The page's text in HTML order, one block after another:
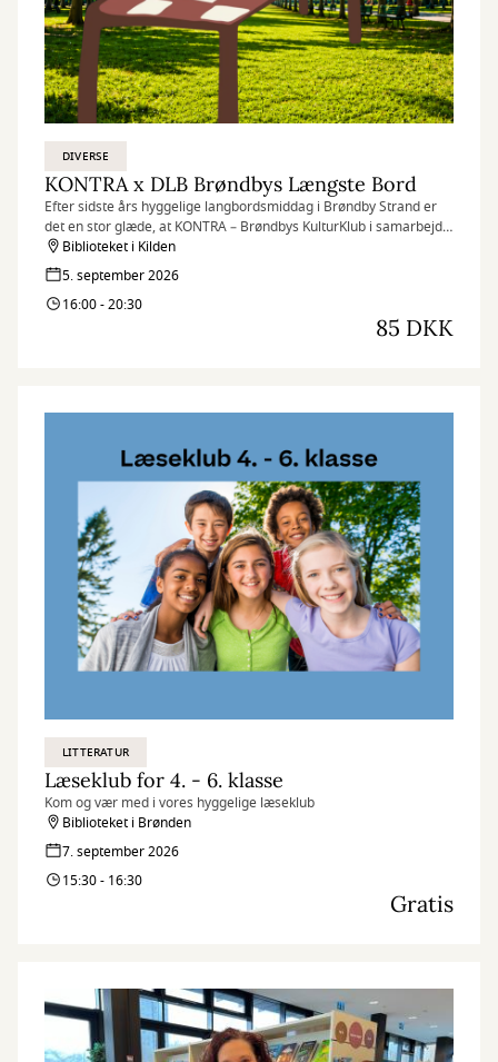
DIVERSE
KONTRA x DLB Brøndbys Længste Bord
Efter sidste års hyggelige langbordsmiddag i Brøndby Strand er
det en stor glæde, at KONTRA – Brøndbys KulturKlub i samarbejde
med Kulturhuset Kilden, Det Længste Bord (DLB), lokale aktører
og spændende nye samarbejdspartnere dækker op til
langbordsmiddag i Brøndbyøster.
Biblioteket i Kilden
5. september 2026
16:00 - 20:30
85 DKK
LITTERATUR
Læseklub for 4. - 6. klasse
Kom og vær med i vores hyggelige læseklub
Biblioteket i Brønden
7. september 2026
15:30 - 16:30
Gratis